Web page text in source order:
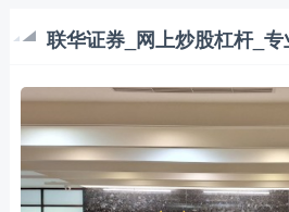
联华证券_网上炒股杠杆_